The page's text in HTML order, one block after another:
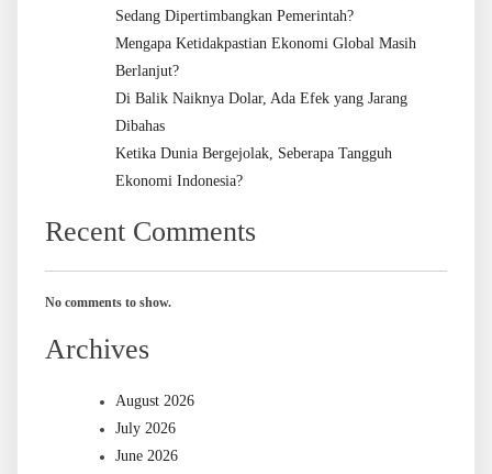
Sedang Dipertimbangkan Pemerintah?
Mengapa Ketidakpastian Ekonomi Global Masih
Berlanjut?
Di Balik Naiknya Dolar, Ada Efek yang Jarang
Dibahas
Ketika Dunia Bergejolak, Seberapa Tangguh
Ekonomi Indonesia?
Recent Comments
No comments to show.
Archives
August 2026
July 2026
June 2026